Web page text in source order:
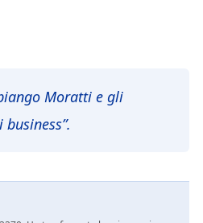
Moratti e gli